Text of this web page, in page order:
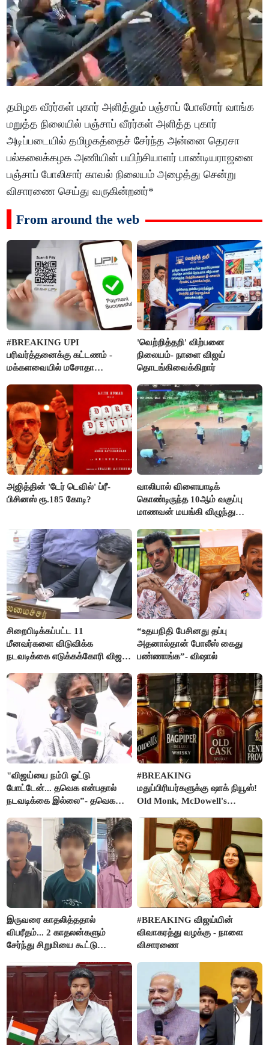
தமிழக வீரர்கள் புகார் அளித்தும் பஞ்சாப் போலீசார் வாங்க
மறுத்த நிலையில் பஞ்சாப் வீரர்கள் அளித்த புகார்
அடிப்படையில் தமிழகத்தைச் சேர்ந்த அன்னை தெரசா
பல்கலைக்கழக அணியின் பயிற்சியாளர் பாண்டியராஜனை
பஞ்சாப் போலிசார் காவல் நிலையம் அழைத்து சென்று
விசாரணை செய்து வருகின்றனர்*
From around the web
#BREAKING UPI
பரிவர்த்தனைக்கு கட்டணம் -
மக்களவையில் மசோதா
'வெற்றித்தறி' விற்பனை
நிலையம்- நாளை விஜய்
தொடங்கிவைக்கிறார்
அஜித்தின் 'டேர் டெவில்' ப்ரீ-
பிசினஸ் ரூ.185 கோடி?
வாலிபால் விளையாடிக்
கொண்டிருந்த 10ஆம் வகுப்பு
மாணவன் மயங்கி விழுந்து
சிறைபிடிக்கப்பட்ட 11
மீனவர்களை விடுவிக்க
நடவடிக்கை எடுக்கக்கோரி விஜய்
“உதயநிதி பேசினது தப்பு
அதனால்தான் போலீஸ் கைது
பண்ணாங்க”- விஷால்
"விஜய்யை நம்பி ஓட்டு
போட்டேன்... தவெக என்பதால்
நடவடிக்கை இல்லை”- தவெக
கதறல்
#BREAKING
மதுப்பிரியர்களுக்கு ஷாக் நியூஸ்!
Old Monk, McDowell's
FSSAI தடை
இருவரை காதலித்ததால்
விபரீதம்... 2 காதலன்களும்
சேர்ந்து சிறுமியை கூட்டு
செய்த கொடூரம்
#BREAKING விஜய்யின்
விவாகரத்து வழக்கு - நாளை
விசாரணை